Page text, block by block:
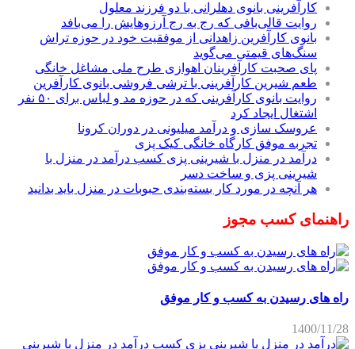
کارآفرینی بانوی دهلرانی با دو فرزند معلول
روایت قالی‌بافی که رج به رج آرزوهایش را می‌بافد
بانوی کارآفرین زاهدانی از موفقیت خود در حوزه تراش
سنگ‌های قیمتی می‌گوید
پای صحبت کارآفرینان اهوازی طرح ملی مشاغل خانگی
طعم شیرین کارآفرینی با ترشی فروشی بانوی کارآفرین
روایت بانوی کارآفرینی که در حوزه مد و لباس برای ۵۰ نفر
اشتغال ایجاد کرد
عروسک سازی و درآمد میلیونی در دوران کرونا
تجربه موفق کارگاه خانگی کیک پزی
درآمد در منزل با شیرینی پزی کسب درآمد در منزل با
شیرینی پزی و ساخت دسر
هر آنچه در مورد کار بسته‌بندی حبوبات در منزل باید بدانید
راهنمای کسب مجوز
راه های رسیدن به کسب و کار موفق
1400/11/28